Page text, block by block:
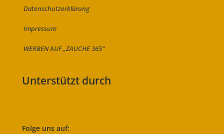
Datenschutzerklärung
Impressum
WERBEN AUF „ZAUCHE 365“
Unterstützt durch
Folge uns auf: